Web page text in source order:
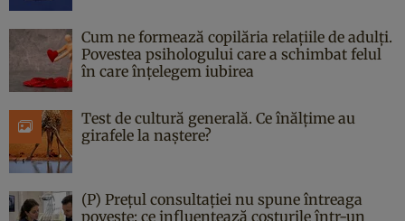
Cum ne formează copilăria relațiile de adulți.
Povestea psihologului care a schimbat felul
în care înțelegem iubirea
Test de cultură generală. Ce înălțime au
girafele la naștere?
(P) Prețul consultației nu spune întreaga
poveste: ce influențează costurile într-un